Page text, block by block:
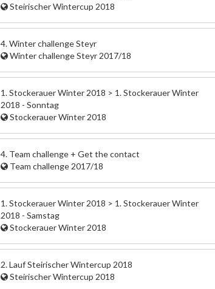
Steirischer Wintercup 2018
4. Winter challenge Steyr
Winter challenge Steyr 2017/18
1. Stockerauer Winter 2018 > 1. Stockerauer Winter
2018 - Sonntag
Stockerauer Winter 2018
4. Team challenge + Get the contact
Team challenge 2017/18
1. Stockerauer Winter 2018 > 1. Stockerauer Winter
2018 - Samstag
Stockerauer Winter 2018
2. Lauf Steirischer Wintercup 2018
Steirischer Wintercup 2018